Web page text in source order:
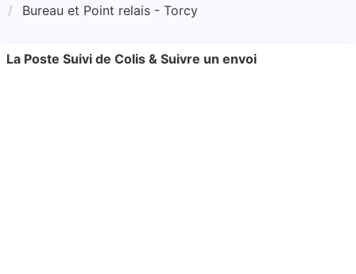
Bureau et Point relais - Torcy
La Poste Suivi de Colis & Suivre un envoi